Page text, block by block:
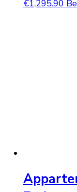
€1,295.90